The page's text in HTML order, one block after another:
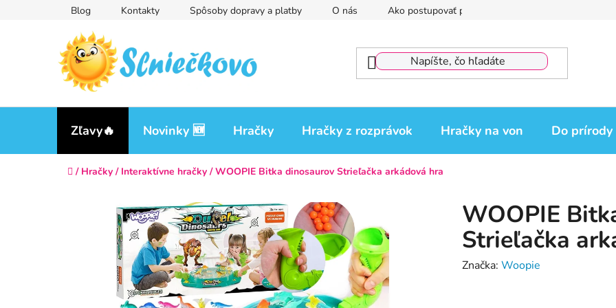
Blog Kontakty Spôsoby dopravy a platby O nás Ako postupovať pri reklamácii
Zľavy🔥 Novinky 🆕 Hračky Hračky z rozprávok Hračky na von Do prírody
Domov
/ Hračky / Interaktívne hračky / WOOPIE Bitka dinosaurov Strieľačka arkádová hra
WOOPIE
Strieľačka
Značka: Woopie